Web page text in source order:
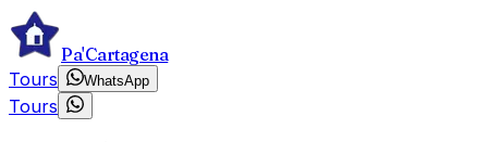
Pa'Cartagena
Tours
WhatsApp
Tours